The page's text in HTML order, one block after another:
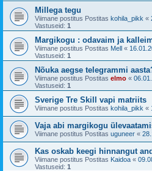
Millega tegu
Viimane postitus Postitas kohila_pikk «
Vastuseid: 1
Margikogu : odavaim ja
Viimane postitus Postitas Mell «
Vastuseid: 1
Nõuka aegse telegrammi
Viimane postitus Postitas elmo «
Vastuseid: 1
Sverige Tre Skill vapi matriits
Viimane postitus Postitas kohila_pikk «
Vaja abi margikogu
Viimane postitus Postitas uguneer «
Kas oskab keegi hinnangut
Viimane postitus Postitas Kaidoa «
Vastuseid: 1